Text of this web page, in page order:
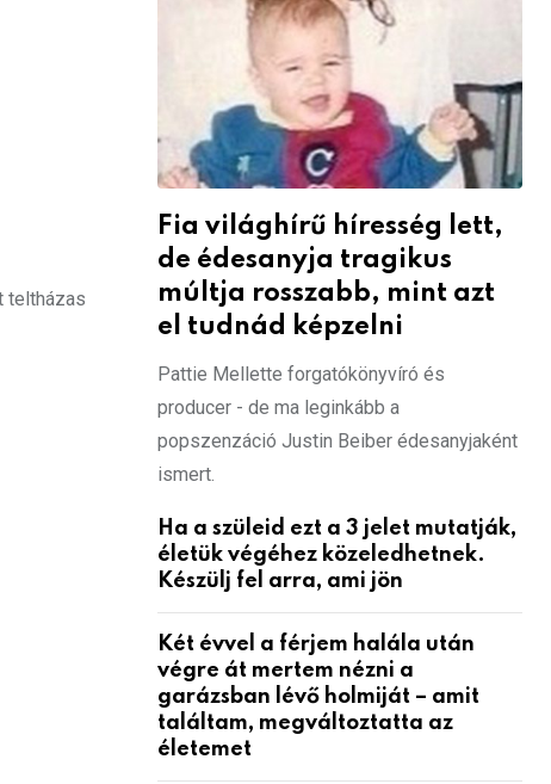
teltházas
Fia világhírű híresség lett,
de édesanyja tragikus
múltja rosszabb, mint azt
el tudnád képzelni
Pattie Mellette forgatókönyvíró és
producer - de ma leginkább a
popszenzáció Justin Beiber édesanyjaként
ismert.
Ha a szüleid ezt a 3 jelet mutatják,
életük végéhez közeledhetnek.
Készülj fel arra, ami jön
Két évvel a férjem halála után
végre át mertem nézni a
garázsban lévő holmiját – amit
találtam, megváltoztatta az
életemet